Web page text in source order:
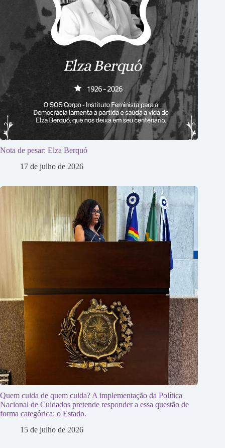
Nota de pesar: Elza Berquó
17 de julho de 2026
Quem cuida de quem cuida? A implementação da Política
Nacional de Cuidados pretende responder a essa questão de
forma categórica: o Estado.
15 de julho de 2026